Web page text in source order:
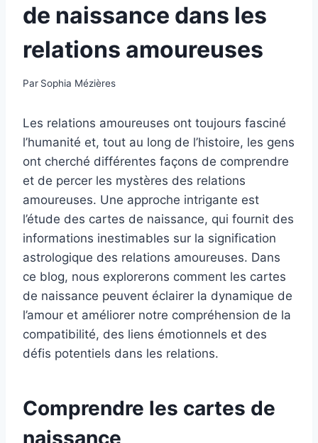
de naissance dans les
relations amoureuses
Par Sophia Mézières
Les relations amoureuses ont toujours fasciné
l’humanité et, tout au long de l’histoire, les gens
ont cherché différentes façons de comprendre
et de percer les mystères des relations
amoureuses. Une approche intrigante est
l’étude des cartes de naissance, qui fournit des
informations inestimables sur la signification
astrologique des relations amoureuses. Dans
ce blog, nous explorerons comment les cartes
de naissance peuvent éclairer la dynamique de
l’amour et améliorer notre compréhension de la
compatibilité, des liens émotionnels et des
défis potentiels dans les relations.
Comprendre les cartes de
naissance